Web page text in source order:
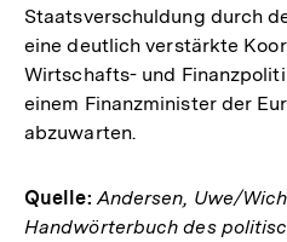
Staatsverschuldung durch
eine deutlich verstärkte
Wirtschafts- und
einem Finanzminister der
abzuwarten.
Quelle: Andersen, Uwe/
Handwörterbuch des